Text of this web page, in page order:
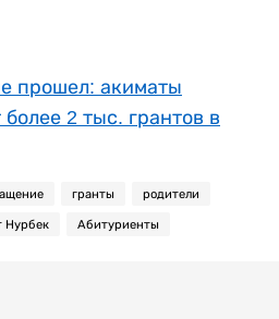
прошел: акиматы
2 тыс. грантов в
гранты родители
Нурбек Абитуриенты